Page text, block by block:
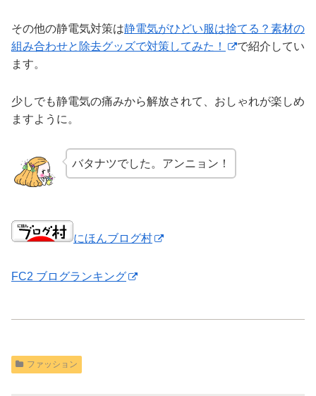
その他の静電気対策は静電気がひどい服は捨てる？素材の
組み合わせと除去グッズで対策してみた！
で紹介してい
ます。
少しでも静電気の痛みから解放されて、おしゃれが楽しめ
ますように。
バタナツでした。アンニョン！
にほんブログ村
FC2 ブログランキング
ファッション